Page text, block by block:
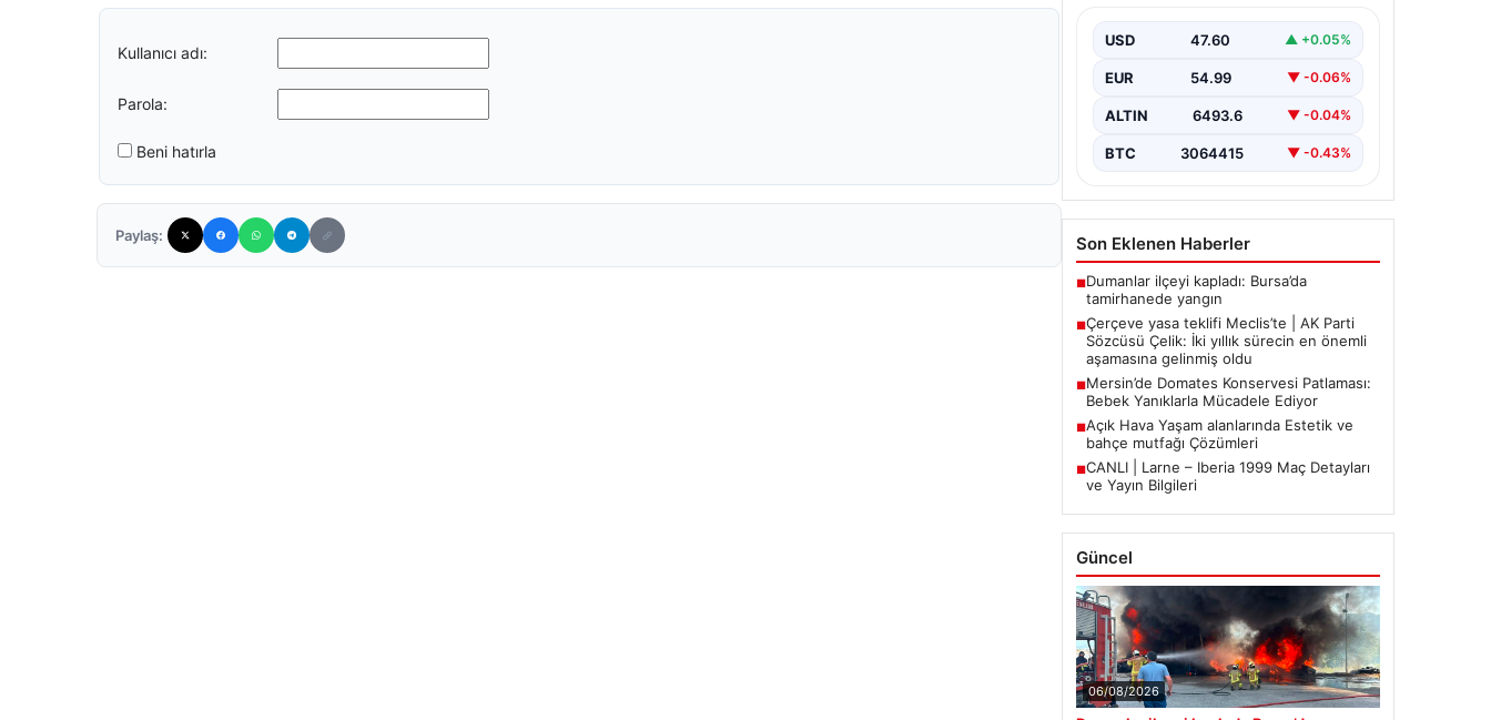
Kullanıcı adı:
Parola:
Beni hatırla
Paylaş:
sürecin en önemli
aşamasına gelinmiş oldu
USD 47.60 ▲ +0.05%
EUR 54.99 ▼ -0.06%
ALTIN 6493.6 ▼ -0.04%
BTC 3064415 ▼ -0.43%
Son Eklenen Haberler
■Dumanlar ilçeyi kapladı: Bursa’da
tamirhanede yangın
■Çerçeve yasa teklifi Meclis’te | AK Parti
Sözcüsü Çelik: İki yıllık sürecin en önemli
aşamasına gelinmiş oldu
■Mersin’de Domates Konservesi Patlaması:
Bebek Yanıklarla Mücadele Ediyor
■Açık Hava Yaşam alanlarında Estetik ve
bahçe mutfağı Çözümleri
■CANLI | Larne – Iberia 1999 Maç Detayları
ve Yayın Bilgileri
Güncel
06/08/2026